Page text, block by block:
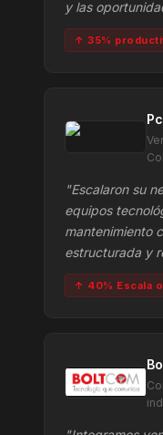
y las
↑ 35%
"Escalaron su
equipos
mantenimiento
estructurada y
↑ 40% Escala